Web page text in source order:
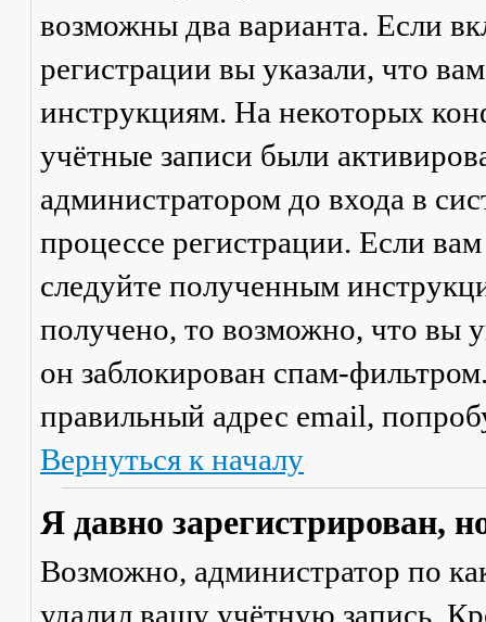
возможны два варианта. Если
регистрации вы указали, что
инструкциям. На некоторых
учётные записи были
администратором до входа в
процессе регистрации. Если
следуйте полученным
получено, то возможно, что вы
он заблокирован спам-
правильный адрес email,
Вернуться к началу
Я давно зарегистрирован,
Возможно, администратор по
удалил вашу учётную запись.